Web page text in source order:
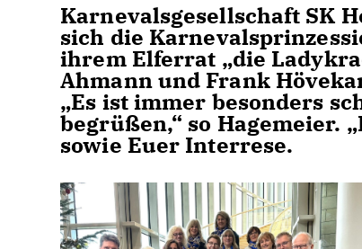
Karnevalsgesellschaft SK
sich die
ihrem Elferrat „die
Ahmann und Frank
Es ist immer besonders
begrüßen,“ so Hagemeier.
sowie Euer Interrese.